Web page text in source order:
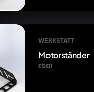
WERKSTATT
Motorständer
ES01